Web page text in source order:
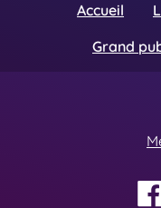
Accueil
Grand